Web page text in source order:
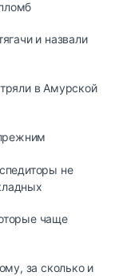
и назвали
в Амурской
не
чаще
за сколько и